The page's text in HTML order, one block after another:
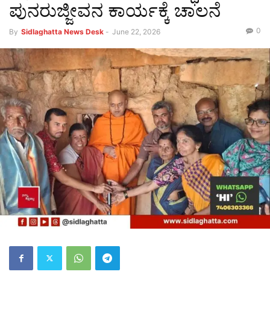
ಪುನರುಜ್ಜೀವನ ಕಾರ್ಯಕ್ಕೆ ಚಾಲನೆ
By Sidlaghatta News Desk - June 22, 2026 0